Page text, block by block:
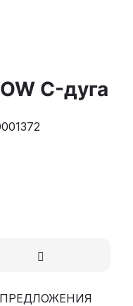
C-дуга